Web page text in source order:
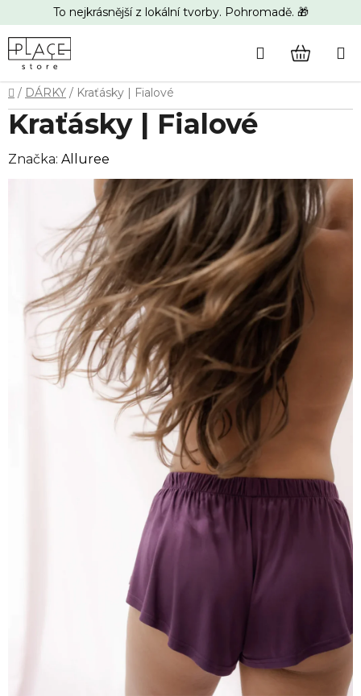
na
obsah
To nejkrásnější z lokální tvorby. Pohromadě. 🎁
Hledat
Domů
/ DÁRKY / Kraťásky | Fialové
Kraťásky | Fialové
Značka: Alluree